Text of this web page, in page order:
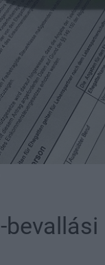
bevallási